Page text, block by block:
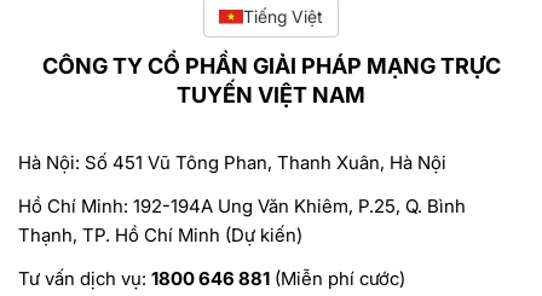
Tiếng Việt
CÔNG TY CỔ PHẦN GIẢI PHÁP MẠNG TRỰC
TUYẾN VIỆT NAM
Hà Nội: Số 451 Vũ Tông Phan, Thanh Xuân, Hà Nội
Hồ Chí Minh: 192-194A Ung Văn Khiêm, P.25, Q. Bình
Thạnh, TP. Hồ Chí Minh (Dự kiến)
Tư vấn dịch vụ: 1800 646 881 (Miễn phí cước)